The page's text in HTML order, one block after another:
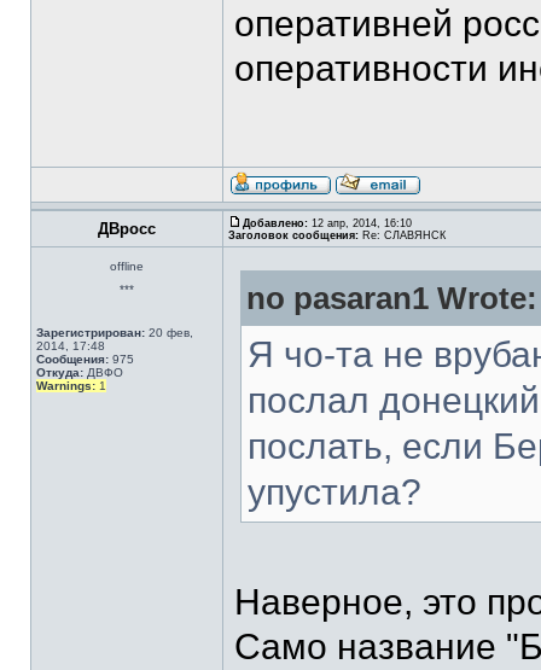
оперативней
оперативности
ДВросс Добавлено: 12 апр, 2014, 16:10
Заголовок сообщения: Re: СЛАВЯНСК
offline
***
Зарегистрирован: 20 фев,
2014, 17:48
Сообщения: 975
Откуда: ДВФО
Warnings: 1
no pasaran1 Wrote:
Я чо-та не
послал
послать, если
упустила?
Наверное, это
Само название